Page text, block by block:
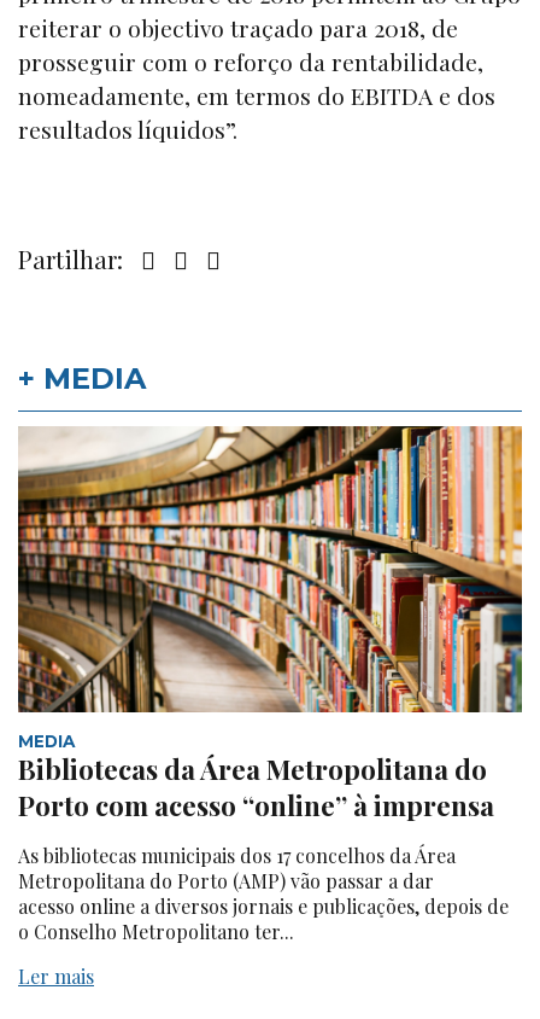
reiterar o objectivo traçado para 2018, de
prosseguir com o reforço da rentabilidade,
nomeadamente, em termos do EBITDA e dos
resultados líquidos”.
Partilhar:
+ MEDIA
MEDIA
Bibliotecas da Área Metropolitana do
Porto com acesso “online” à imprensa
As bibliotecas municipais dos 17 concelhos da Área
Metropolitana do Porto (AMP) vão passar a dar
acesso online a diversos jornais e publicações, depois de
o Conselho Metropolitano ter...
Ler mais